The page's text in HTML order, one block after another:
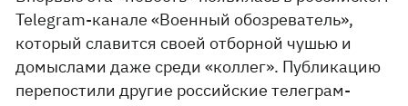
Telegram-канале «Военный обозреватель»,
который славится своей отборной чушью и
домыслами даже среди «коллег». Публикацию
перепостили другие российские телеграм-